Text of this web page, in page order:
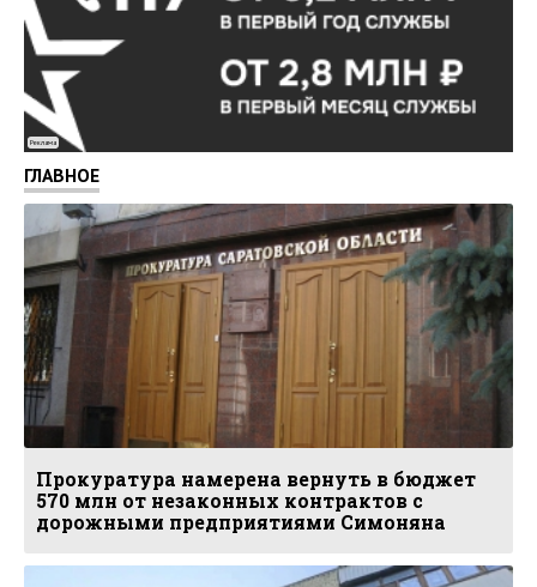
Реклама
ГЛАВНОЕ
Прокуратура намерена вернуть в бюджет
570 млн от незаконных контрактов с
дорожными предприятиями Симоняна